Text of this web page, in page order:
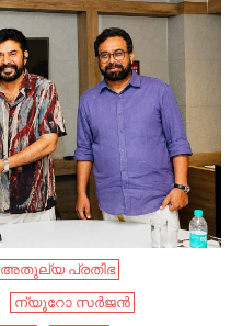
അതുല്യ പ്രതിഭ
ന്യൂറോ സർജൻ